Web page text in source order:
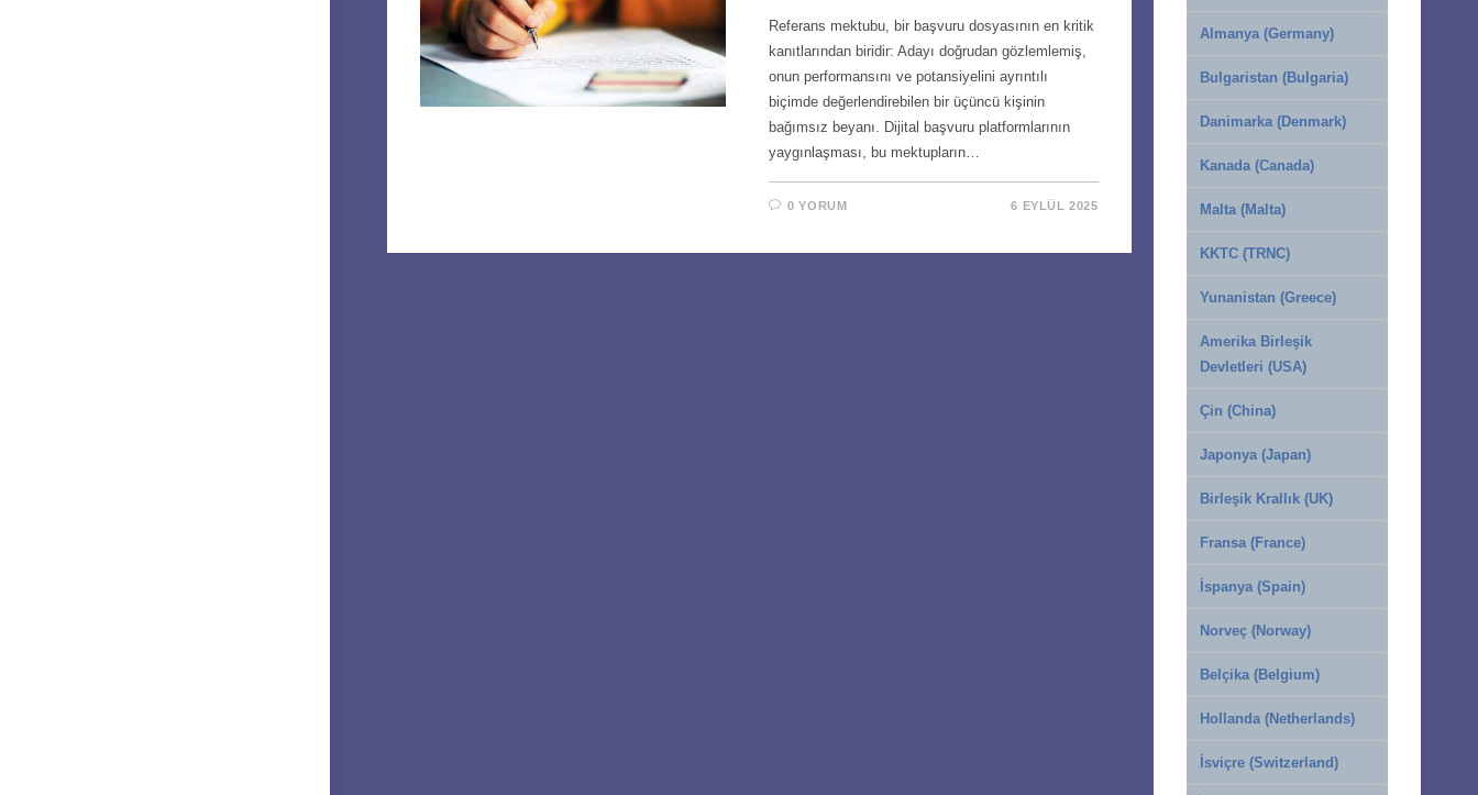
Referans mektubu, bir başvuru dosyasının en kritik
kanıtlarından biridir: Adayı doğrudan gözlemlemiş,
onun performansını ve potansiyelini ayrıntılı
biçimde değerlendirebilen bir üçüncü kişinin
bağımsız beyanı. Dijital başvuru platformlarının
yaygınlaşması, bu mektupların…
0 YORUM 6 EYLÜL 2025
Almanya (Germany)
Bulgaristan (Bulgaria)
Danimarka (Denmark)
Kanada (Canada)
Malta (Malta)
KKTC (TRNC)
Yunanistan (Greece)
Amerika Birleşik
Devletleri (USA)
Çin (China)
Japonya (Japan)
Birleşik Krallık (UK)
Fransa (France)
İspanya (Spain)
Norveç (Norway)
Belçika (Belgium)
Hollanda (Netherlands)
İsviçre (Switzerland)